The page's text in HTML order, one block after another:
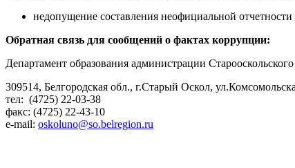
недопущение составления неофициальной
Обратная связь для сообщений о фактах коррупции:
Департамент образования администрации Старооскольского
309514, Белгородская обл., г.Старый Оскол,
тел: (4725) 22-03-38
факс: (4725) 22-43-10
e-mail: oskoluno@so.belregion.ru